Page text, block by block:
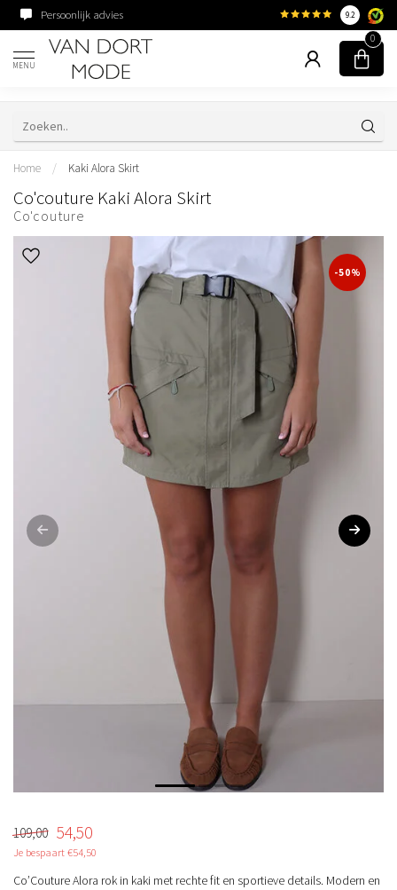
Persoonlijk advies Familiebedrijf sinds
9.2
MENU
0
Home / Kaki Alora Skirt
Co'couture Kaki Alora Skirt
Co'couture
-50%
109,00 54,50
Je bespaart €54,50
Co’Couture Alora rok in kaki met rechte fit en sportieve details. Modern en